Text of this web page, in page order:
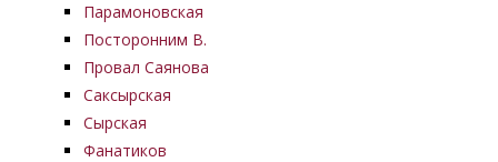
Парамоновская
Посторонним В.
Провал Саянова
Саксырская
Сырская
Фанатиков